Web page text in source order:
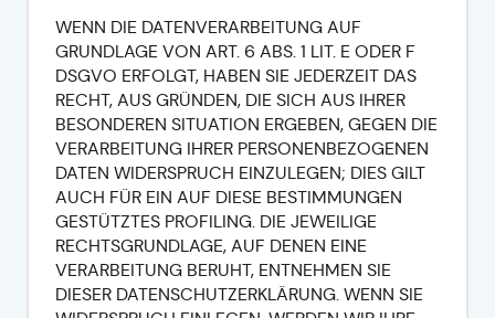
WENN DIE DATENVERARBEITUNG AUF
GRUNDLAGE VON ART. 6 ABS. 1 LIT. E ODER F
DSGVO ERFOLGT, HABEN SIE JEDERZEIT DAS
RECHT, AUS GRÜNDEN, DIE SICH AUS IHRER
BESONDEREN SITUATION ERGEBEN, GEGEN DIE
VERARBEITUNG IHRER PERSONENBEZOGENEN
DATEN WIDERSPRUCH EINZULEGEN; DIES GILT
AUCH FÜR EIN AUF DIESE BESTIMMUNGEN
GESTÜTZTES PROFILING. DIE JEWEILIGE
RECHTSGRUNDLAGE, AUF DENEN EINE
VERARBEITUNG BERUHT, ENTNEHMEN SIE
DIESER DATENSCHUTZERKLÄRUNG. WENN SIE